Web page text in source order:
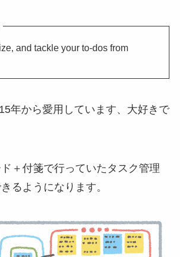
and tackle your to-dos from
年から愛用しています、大好きで
＋付箋で行っていたタスク管理
るようになります。